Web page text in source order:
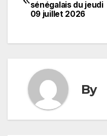
de
sénégalais du jeudi
09 juillet 2026
By